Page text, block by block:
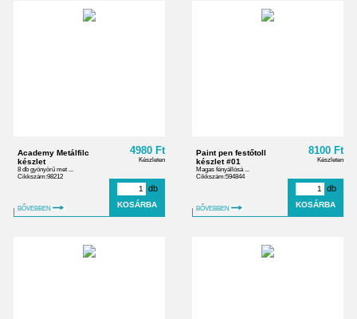
Academy Metálfilc
készlet
8 db gyönyörű met ...
Cikkszám:98212
BŐVEBBEN
4980 Ft
Készleten
db
Paint pen festőtoll
készlet #01
Magas fényállósá ...
Cikkszám:594844
BŐVEBBEN
8100 Ft
Készleten
db